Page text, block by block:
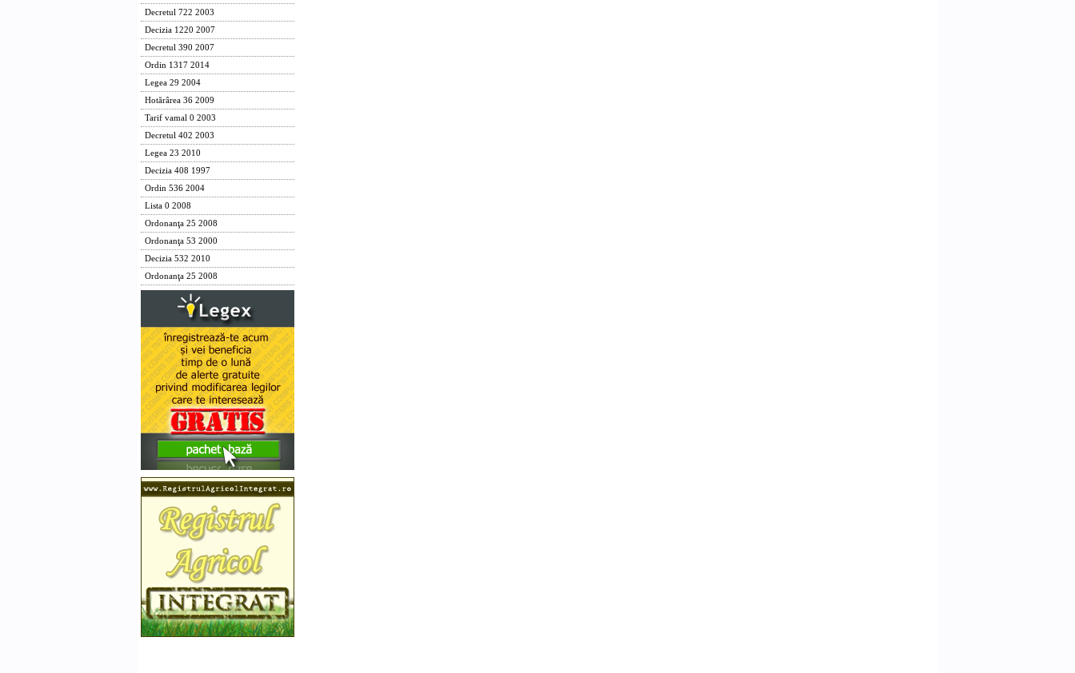
Decretul 722 2003
Decizia 1220 2007
Decretul 390 2007
Ordin 1317 2014
Legea 29 2004
Hotărârea 36 2009
Tarif vamal 0 2003
Decretul 402 2003
Legea 23 2010
Decizia 408 1997
Ordin 536 2004
Lista 0 2008
Ordonanţa 25 2008
Ordonanţa 53 2000
Decizia 532 2010
Ordonanţa 25 2008